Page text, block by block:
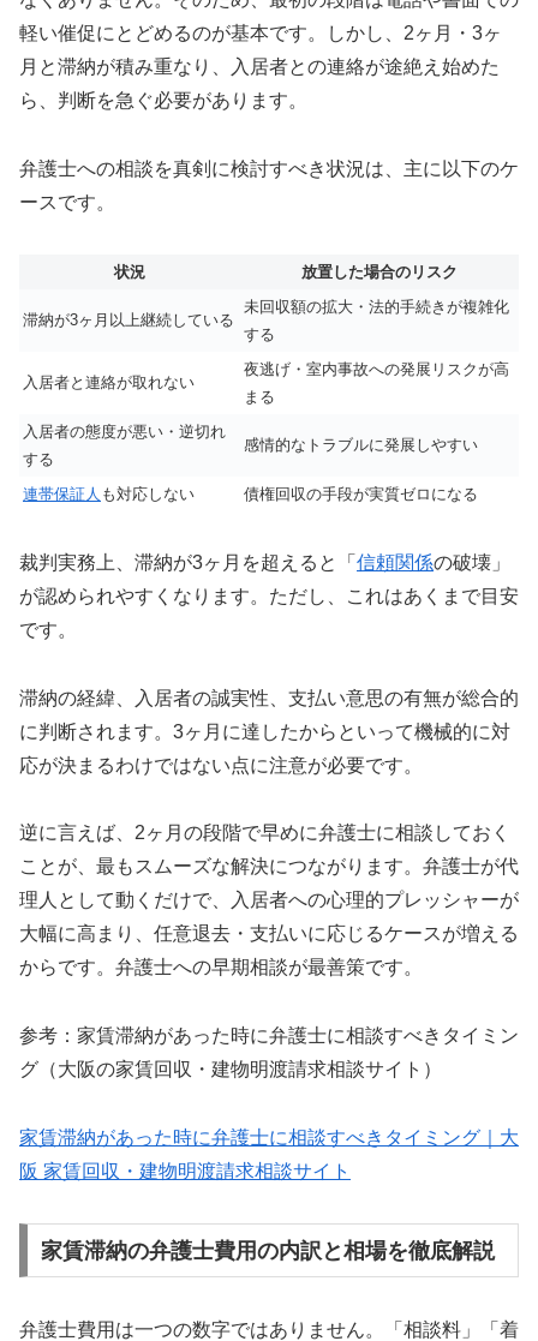
軽い催促にとどめるのが基本です。しかし、2ヶ月・3ヶ
月と滞納が積み重なり、入居者との連絡が途絶え始めた
ら、判断を急ぐ必要があります。
弁護士への相談を真剣に検討すべき状況は、主に以下のケ
ースです。
状況 放置した場合のリスク
滞納が3ヶ月以上継続している
未回収額の拡大・法的手続きが複雑化
する
入居者と連絡が取れない
夜逃げ・室内事故への発展リスクが高
まる
入居者の態度が悪い・逆切れ
する
感情的なトラブルに発展しやすい
連帯保証人 も対応しない 債権回収の手段が実質ゼロになる
裁判実務上、滞納が3ヶ月を超えると「 信頼関係の破壊」
が認められやすくなります。ただし、これはあくまで目安
です。
滞納の経緯、入居者の誠実性、支払い意思の有無が総合的
に判断されます。3ヶ月に達したからといって機械的に対
応が決まるわけではない点に注意が必要です。
逆に言えば、2ヶ月の段階で早めに弁護士に相談しておく
ことが、最もスムーズな解決につながります。弁護士が代
理人として動くだけで、入居者への心理的プレッシャーが
大幅に高まり、任意退去・支払いに応じるケースが増える
からです。弁護士への早期相談が最善策です。
参考：家賃滞納があった時に弁護士に相談すべきタイミン
グ（大阪の家賃回収・建物明渡請求相談サイト）
家賃滞納があった時に弁護士に相談すべきタイミング｜大
阪 家賃回収・建物明渡請求相談サイト
家賃滞納の弁護士費用の内訳と相場を徹底解説
弁護士費用は一つの数字ではありません。「相談料」「着